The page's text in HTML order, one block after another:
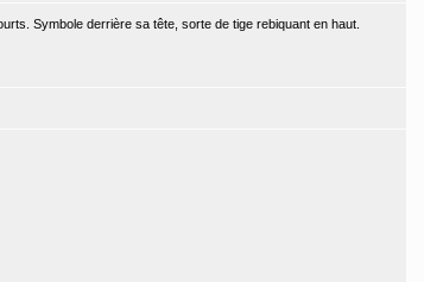
Symbole derrière sa tête, sorte de tige rebiquant en haut.